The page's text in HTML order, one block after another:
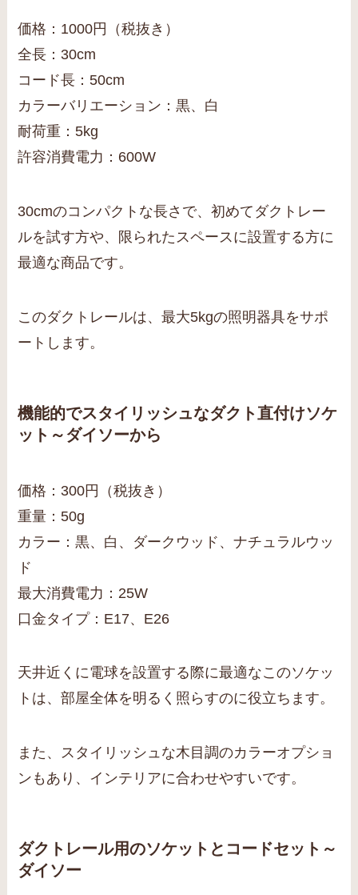
価格：1000円（税抜き）
全長：30cm
コード長：50cm
カラーバリエーション：黒、白
耐荷重：5kg
許容消費電力：600W
30cmのコンパクトな長さで、初めてダクトレー
ルを試す方や、限られたスペースに設置する方に
最適な商品です。
このダクトレールは、最大5kgの照明器具をサポ
ートします。
機能的でスタイリッシュなダクト直付けソケ
ット～ダイソーから
価格：300円（税抜き）
重量：50g
カラー：黒、白、ダークウッド、ナチュラルウッ
ド
最大消費電力：25W
口金タイプ：E17、E26
天井近くに電球を設置する際に最適なこのソケッ
トは、部屋全体を明るく照らすのに役立ちます。
また、スタイリッシュな木目調のカラーオプショ
ンもあり、インテリアに合わせやすいです。
ダクトレール用のソケットとコードセット～
ダイソー